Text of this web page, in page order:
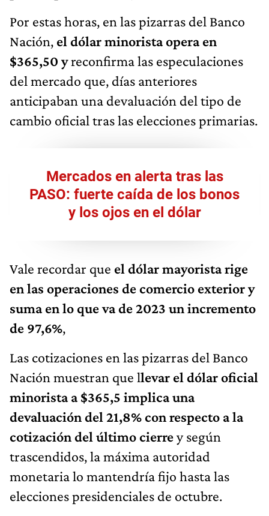
Por estas horas, en las pizarras del Banco
Nación, el dólar minorista opera en
$365,50 yreconfirma las especulaciones
del mercado que, días anteriores
anticipaban una devaluación del tipo de
cambio oficial tras las elecciones primarias.
Mercados en alerta tras las
PASO: fuerte caída de los bonos
y los ojos en el dólar
Vale recordar que el dólar mayorista rige
en las operaciones de comercio exterior y
suma en lo que va de 2023 un incremento
de 97,6%,
Las cotizaciones en las pizarras del Banco
Nación muestran que llevar el dólar oficial
minorista a $365,5 implica una
devaluación del 21,8% con respecto a la
cotización del último cierrey según
trascendidos, la máxima autoridad
monetaria lo mantendría fijo hasta las
elecciones presidenciales de octubre.